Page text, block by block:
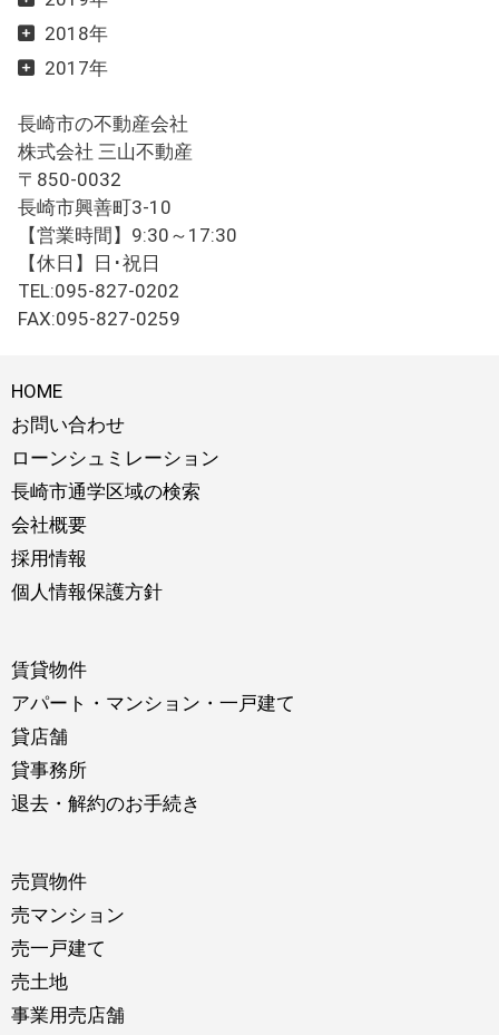
2018年
2017年
長崎市の不動産会社
株式会社 三山不動産
〒850-0032
長崎市興善町3-10
【営業時間】9:30～17:30
【休日】日･祝日
TEL:095-827-0202
FAX:095-827-0259
HOME
お問い合わせ
ローンシュミレーション
長崎市通学区域の検索
会社概要
採用情報
個人情報保護方針
賃貸物件
アパート・マンション・一戸建て
貸店舗
貸事務所
退去・解約のお手続き
売買物件
売マンション
売一戸建て
売土地
事業用売店舗